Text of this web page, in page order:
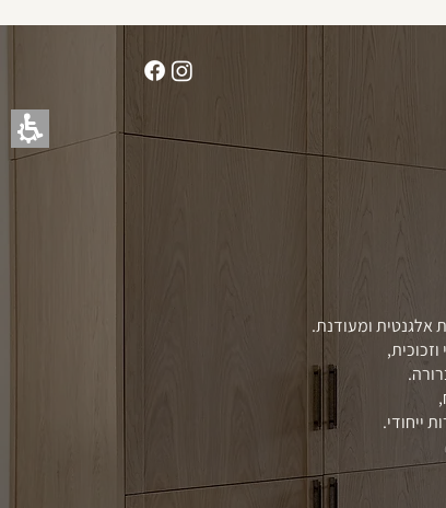
של
אנטר
כדי
לעבור
לאזור
אלגנטית ומעודנת.
ייחודי.